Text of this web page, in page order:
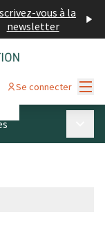
vous à la
newsletter
Se connecter